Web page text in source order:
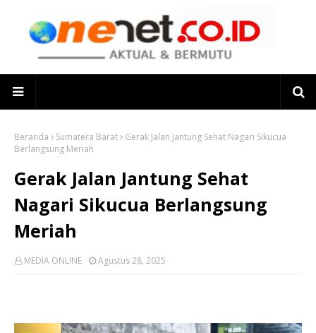
Beranda Sumatera Barat
Gerak Jalan Jantung Sehat Nagari Sikucua
Berlangsung Meriah
Gerak Jalan Jantung Sehat
Nagari Sikucua Berlangsung
Meriah
MEDIA ONLINE Agustus 28, 2025